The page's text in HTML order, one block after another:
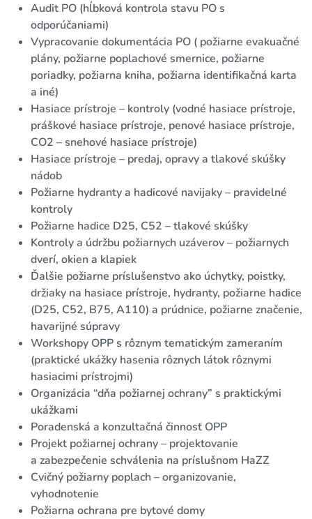
Audit PO (hĺbková kontrola stavu PO s
odporúčaniami)
Vypracovanie dokumentácia PO ( požiarne evakuačné
plány, požiarne poplachové smernice, požiarne
poriadky, požiarna kniha, požiarna identifikačná karta
a iné)
Hasiace prístroje – kontroly (vodné hasiace prístroje,
práškové hasiace prístroje, penové hasiace prístroje,
CO2 – snehové hasiace prístroje)
Hasiace prístroje – predaj, opravy a tlakové skúšky
nádob
Požiarne hydranty a hadicové navijaky – pravidelné
kontroly
Požiarne hadice D25, C52 – tlakové skúšky
Kontroly a údržbu požiarnych uzáverov – požiarnych
dverí, okien a klapiek
Ďalšie požiarne príslušenstvo ako úchytky, poistky,
držiaky na hasiace prístroje, hydranty, požiarne hadice
(D25, C52, B75, A110) a prúdnice, požiarne značenie,
havarijné súpravy
Workshopy OPP s rôznym tematickým zameraním
(praktické ukážky hasenia rôznych látok rôznymi
hasiacimi prístrojmi)
Organizácia “dňa požiarnej ochrany” s praktickými
ukážkami
Poradenská a konzultačná činnosť OPP
Projekt požiarnej ochrany – projektovanie
a zabezpečenie schválenia na príslušnom HaZZ
Cvičný požiarny poplach – organizovanie,
vyhodnotenie
Požiarna ochrana pre bytové domy